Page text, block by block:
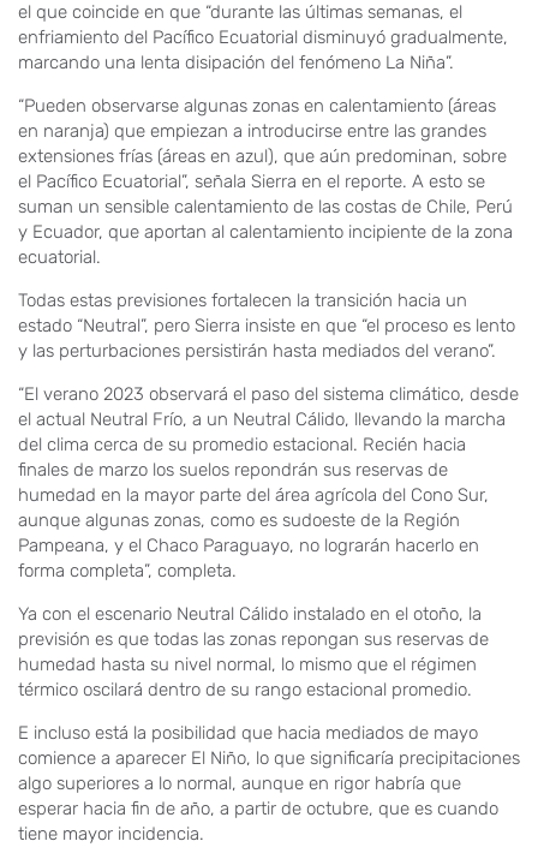
el que coincide en que “durante las últimas semanas, el
enfriamiento del Pacífico Ecuatorial disminuyó gradualmente,
marcando una lenta disipación del fenómeno La Niña”.
“Pueden observarse algunas zonas en calentamiento (áreas
en naranja) que empiezan a introducirse entre las grandes
extensiones frías (áreas en azul), que aún predominan, sobre
el Pacífico Ecuatorial”, señala Sierra en el reporte. A esto se
suman un sensible calentamiento de las costas de Chile, Perú
y Ecuador, que aportan al calentamiento incipiente de la zona
ecuatorial.
Todas estas previsiones fortalecen la transición hacia un
estado “Neutral”, pero Sierra insiste en que “el proceso es lento
y las perturbaciones persistirán hasta mediados del verano”.
“El verano 2023 observará el paso del sistema climático, desde
el actual Neutral Frío, a un Neutral Cálido, llevando la marcha
del clima cerca de su promedio estacional. Recién hacia
finales de marzo los suelos repondrán sus reservas de
humedad en la mayor parte del área agrícola del Cono Sur,
aunque algunas zonas, como es sudoeste de la Región
Pampeana, y el Chaco Paraguayo, no lograrán hacerlo en
forma completa”, completa.
Ya con el escenario Neutral Cálido instalado en el otoño, la
previsión es que todas las zonas repongan sus reservas de
humedad hasta su nivel normal, lo mismo que el régimen
térmico oscilará dentro de su rango estacional promedio.
E incluso está la posibilidad que hacia mediados de mayo
comience a aparecer El Niño, lo que significaría precipitaciones
algo superiores a lo normal, aunque en rigor habría que
esperar hacia fin de año, a partir de octubre, que es cuando
tiene mayor incidencia.